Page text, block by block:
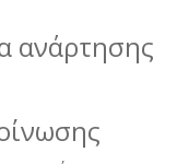
ανάρτησης